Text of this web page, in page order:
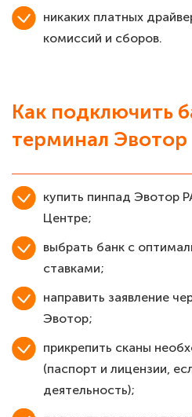
никаких платных
комиссий и сборов.
Как подключить
терминал Эвотор
купить пинпад Эвотор
Центре;
выбрать банк с
ставками;
направить заявление
Эвотор;
прикрепить сканы
(паспорт и лицензии,
деятельность);